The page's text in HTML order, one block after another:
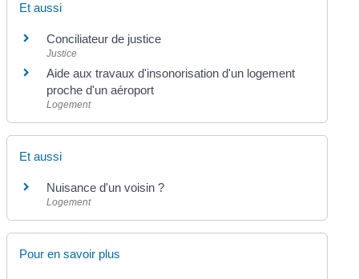
Et aussi
Conciliateur de justice
Justice
Aide aux travaux d'insonorisation d'un logement
proche d'un aéroport
Logement
Et aussi
Nuisance d'un voisin ?
Logement
Pour en savoir plus